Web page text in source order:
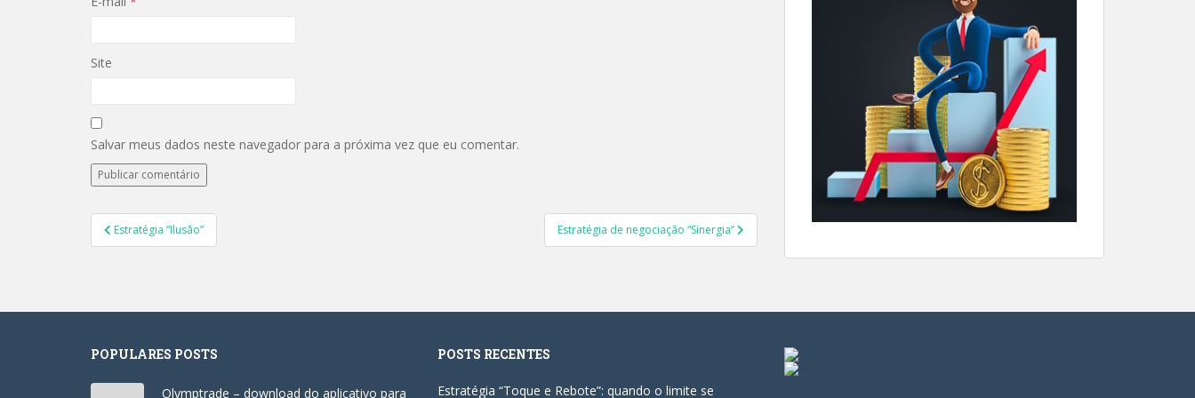
Site
Salvar meus dados neste navegador para a próxima vez que eu comentar.
Navegação
de
Estratégia “Ilusão” Estratégia de negociação “Sinergia”
POPULARES POSTS
Olymptrade – download do aplicativo para
POSTS RECENTES
Estratégia “Toque e Rebote”: quando o limite se